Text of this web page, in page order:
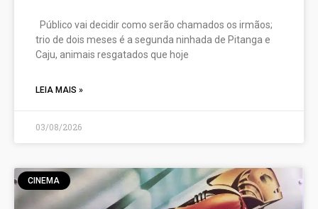
Público vai decidir como serão chamados os irmãos;
trio de dois meses é a segunda ninhada de Pitanga e
Caju, animais resgatados que hoje
LEIA MAIS »
03/08/2026
CINEMA